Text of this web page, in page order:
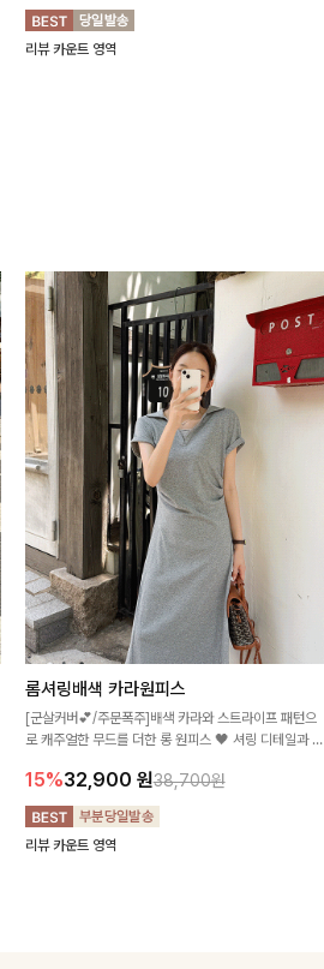
리뷰 카운트 영역
롬셔링배색 카라원피스
[군살커버💕/주문폭주]배색 카라와 스트라이프 패턴으
로 캐주얼한 무드를 더한 롱 원피스 🖤 셔링 디테일과 쫀
15%32,900 원38,700원
리뷰 카운트 영역